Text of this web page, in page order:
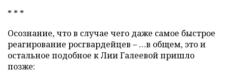
* * *
Осознание, что в случае чего даже самое быстрое
реагирование росгвардейцев – …в общем, это и
остальное подобное к Лии Галеевой пришло
позже: